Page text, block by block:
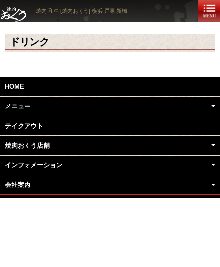
焼肉 和牛 [焼肉おくう] 横浜 戸塚 新橋
ドリンク
HOME
メニュー
テイクアウト
焼肉おくう店舗
インフォメーション
会社案内